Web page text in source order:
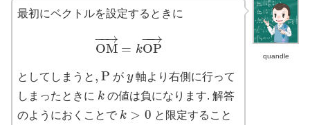
quandle
最初にベクトルを設定するときに
−
−→
OM = k
−
− →
OP
M→ P
としてしまうと ,, P
P が y
y軸より右側に行って
しまったときに k
k の値は負になります. 解答
のようにおくことで k > 0
k >0
と限定すること